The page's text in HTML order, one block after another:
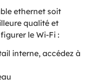
ethernet soit
qualité et
le Wi-Fi :
interne, accédez à